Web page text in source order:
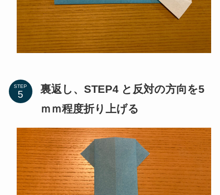
STEP
裏返し、STEP4 と反対の方向を5
ｍｍ程度折り上げる